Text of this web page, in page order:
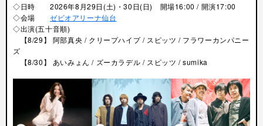
◇日時 2026年8月29日(土)・30日(日) 開場16:00 / 開演17:00
◇会場ゼビオアリーナ仙台
◇出演(五十音順)
【8/29】 阿部真央 / クリープハイプ / スピッツ / フラワーカンパニー
ズ
【8/30】 あいみょん / ズーカラデル / スピッツ / sumika